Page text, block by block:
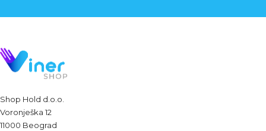
Shop Hold d.o.o.
Voronješka 12
11000 Beograd